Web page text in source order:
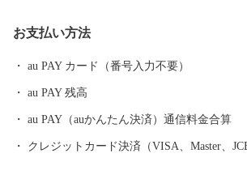
も目白押しです。 そんな山形県への旅を一層
が温泉です。山形県は、全ての市町村に温泉
海沿いの温泉など、様々なタイプの温泉を楽
す。 ふるさと納税を機に山形へお越しいただ
や文化、自然をお楽しみください。
お支払い方法
au PAY カード（番号入力不要）
au PAY 残高
au PAY（auかんたん決済）通信料金合算
クレジットカード決済（VISA、Master、